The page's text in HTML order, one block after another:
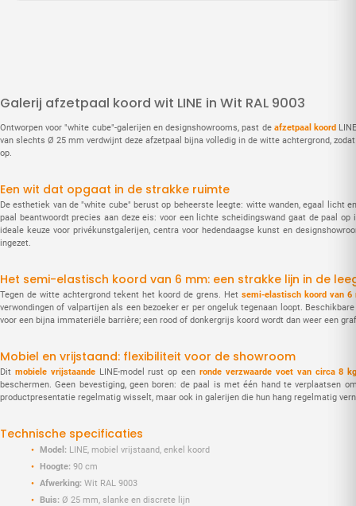
Galerij afzetpaal koord wit LINE in Wit RAL 9003
Ontworpen voor "white cube"-galerijen en designshowrooms, past de afzetpaal koord
van slechts Ø 25 mm verdwijnt deze afzetpaal bijna volledig in de witte achtergrond,
op.
Een wit dat opgaat in de strakke ruimte
De esthetiek van de "white cube" berust op beheerste leegte: witte wanden, egaal licht
paal beantwoordt precies aan deze eis: voor een lichte scheidingswand gaat de paal
ideale keuze voor privékunstgalerijen, centra voor hedendaagse kunst en
ingezet.
Het semi-elastisch koord van 6 mm: een strakke lijn in de
Tegen de witte achtergrond tekent het koord de grens. Het semi-elastisch koord van 6
verwondingen of valpartijen als een bezoeker er per ongeluk tegenaan loopt.
voor een bijna immateriële barrière; een rood of donkergrijs koord wordt dan weer een
Mobiel en vrijstaand: flexibiliteit voor de showroom
Dit mobiele vrijstaandeLINE-model rust op eenronde verzwaarde voet van circa 8
beschermen. Geen bevestiging, geen boren: de paal is met één hand te verplaatsen
productpresentatie regelmatig wisselt, maar ook in galerijen die hun hang regelmatig
Technische specificaties
Model: LINE, mobiel vrijstaand, enkel koord
Hoogte: 90 cm
Afwerking: Wit RAL 9003
Buis: Ø 25 mm, slanke en discrete lijn